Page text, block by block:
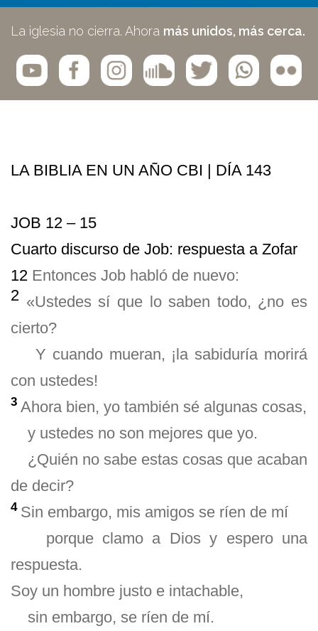
La iglesia no cierra. Ahora más unidos, más cerca.
LA BIBLIA EN UN AÑO CBI | DÍA 143
JOB 12 – 15
Cuarto discurso de Job: respuesta a Zofar
12 Entonces Job habló de nuevo:
2 «Ustedes sí que lo saben todo, ¿no es
cierto?
Y cuando mueran, ¡la sabiduría morirá
con ustedes!
3 Ahora bien, yo también sé algunas cosas,
y ustedes no son mejores que yo.
¿Quién no sabe estas cosas que acaban
de decir?
4 Sin embargo, mis amigos se ríen de mí
porque clamo a Dios y espero una
respuesta.
Soy un hombre justo e intachable,
sin embargo, se ríen de mí.